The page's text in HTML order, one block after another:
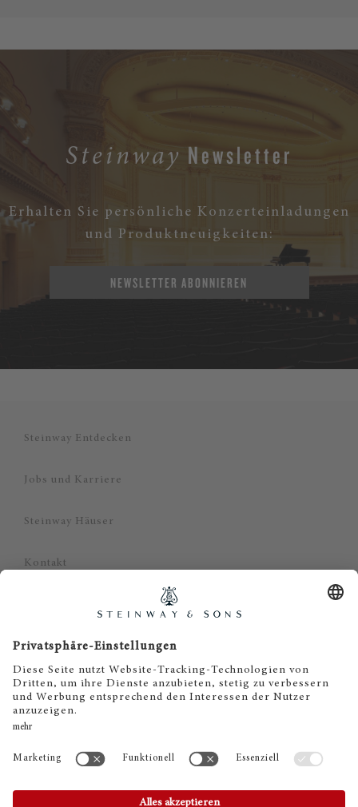
Steinway Newsletter
Erhalten Sie persönliche Konzerteinladungen
und Produktneuigkeiten:
NEWSLETTER ABONNIEREN
Steinway Entdecken
Jobs und Karriere
Steinway Häuser
Kontakt
Impressum
Haftungsausschluss
Cookie Zustimmung